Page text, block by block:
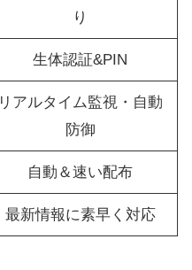
り
生体認証&PIN
リアルタイム監視・自動
防御
自動＆速い配布
最新情報に素早く対応